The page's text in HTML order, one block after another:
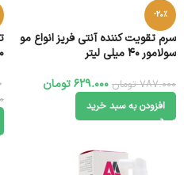
-20%
سرم تقویت کننده آنتی فریز انواع مو
سولامور 40 میلی لیتر
787.000 تومان 629.000تومان
افزودن به سبد خرید
60